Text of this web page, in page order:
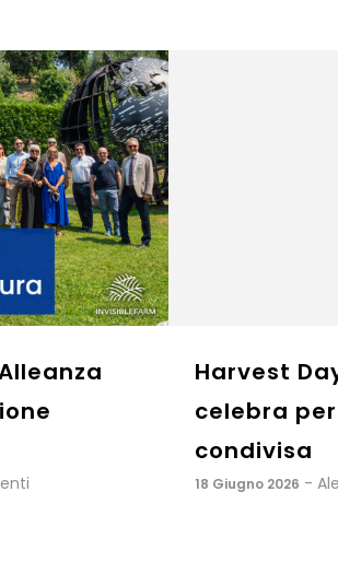
2026: Invisiblefarm
progetti e visione
Massini Innocenti